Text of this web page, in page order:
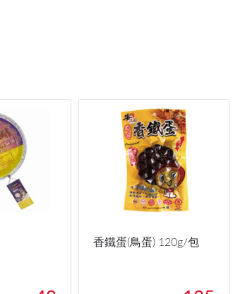
香鐵蛋(鳥蛋) 120g/包